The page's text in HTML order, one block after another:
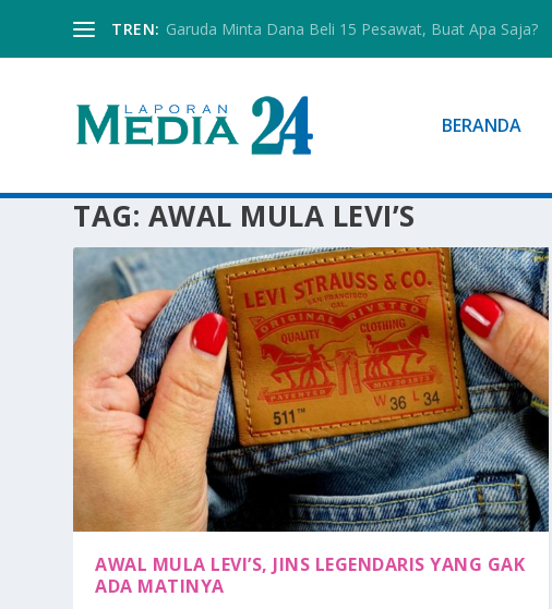
TREN: Garuda Minta Dana Beli 15 Pesawat, Buat Apa Saja?
BERANDA
TAG: AWAL MULA LEVI’S
AWAL MULA LEVI’S, JINS LEGENDARIS YANG GAK
ADA MATINYA